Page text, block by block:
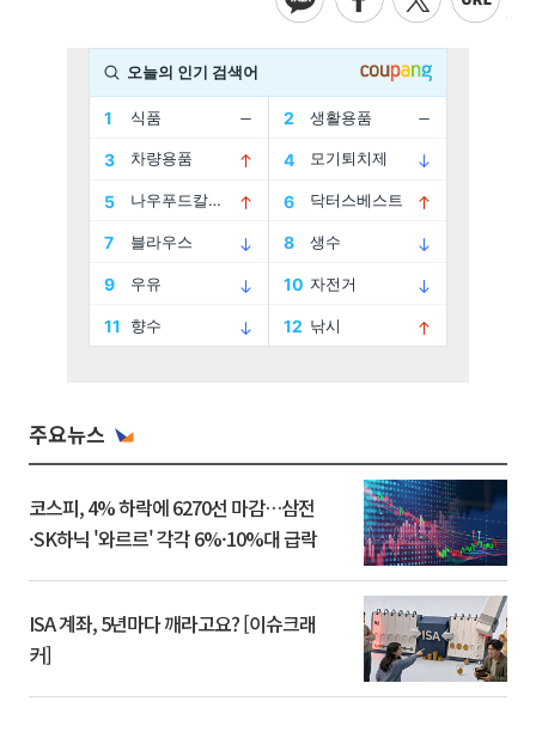
주요뉴스
코스피, 4% 하락에 6270선 마감…삼전
·SK하닉 '와르르' 각각 6%·10%대 급락
ISA 계좌, 5년마다 깨라고요? [이슈크래
커]